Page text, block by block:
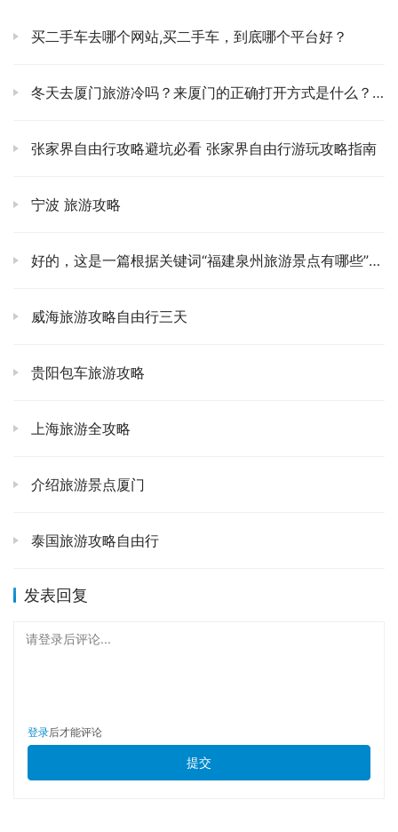
一点点沉入海河的波光里，华灯初上，整个城市像被洒
感动，整个天津的脉搏似乎都在你脚下跳动。我每次
“星空”吗？转一圈大概半小时，足够你慢慢品味这座城
古文化街：穿越千年，寻找老天津的烟火气。
的味道——古文化街。这里啊，就像是把天津的历史凝
糕……这些老字号，不仅仅是商品，更是一种文化的传
走边吃，感受那股子浓浓的市井烟火气，你会发现，天
🌉 说实话，如果只白天看海河，你会觉得它很美，但
一座座造型各异的桥梁在灯光下熠熠生辉，就像是海河
佳方式，你可以从一个完全不同的视角去欣赏这座城
有种置身画中游的感觉。
房子啊，分明就是一件巨型的艺术品！屋里屋外，从墙
壁到天花板，再到每一根柱子，全都是用瓷器碎片、水
买二手车去哪个网站,买二手车，到底哪个平台好？
冬天去厦门旅游冷吗？来厦门的正确打开方式是什么？🌟 冬天到厦门旅游冷不冷？ 答案是：不冷！ 厦门地处亚热带季风区，气候温暖湿润。即使在冬天，平均气温也在10-15℃左右，不会感到寒冷。
张家界自由行攻略避坑必看 张家界自由行游玩攻略指南
宁波 旅游攻略
好的，这是一篇根据关键词“福建泉州旅游景点有哪些”创作的文章，旨在吸引用户点击并提供有价值的旅游信息，同时避免直接堆砌关键词，并模仿小红书的排版风格：
威海旅游攻略自由行三天
贵阳包车旅游攻略
上海旅游全攻略
介绍旅游景点厦门
泰国旅游攻略自由行
发表回复
请登录后评论...
登录后才能评论
提交